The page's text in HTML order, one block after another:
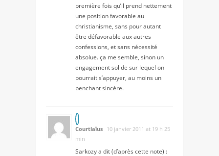
première fois qu’il prend nettement
une position favorable au
christianisme, sans pour autant
être défavorable aux autres
confessions, et sans nécessité
absolue. ça me semble, sinon un
engagement solide sur lequel on
pourrait s’appuyer, au moins un
penchant sincère.
Courtlaïus 10 janvier 2011 at 19 h 25
min
Sarkozy a dit (d’après cette note) :